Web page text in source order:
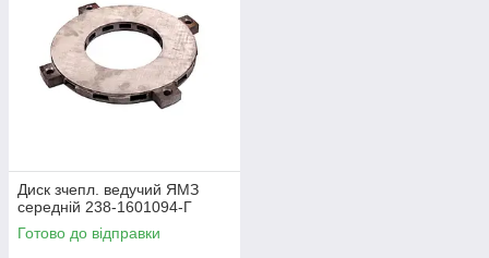
Диск зчепл. ведучий ЯМЗ
середній 238-1601094-Г
Готово до відправки